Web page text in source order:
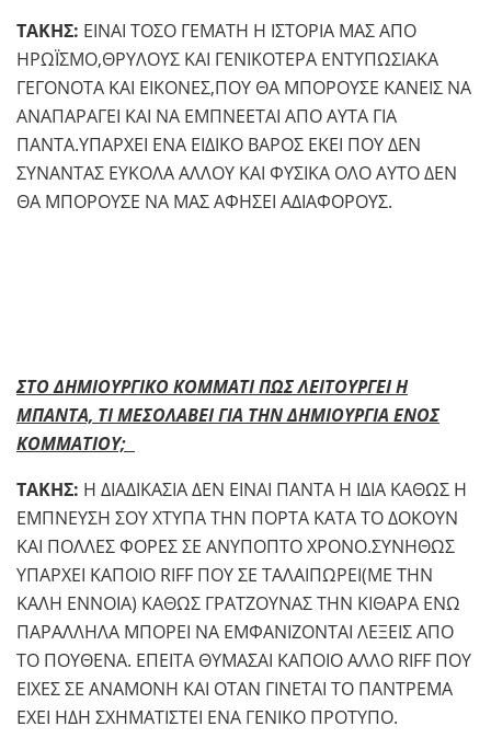
ΤΑΚΗΣ: ΕΙΝΑΙ ΤΟΣΟ ΓΕΜΑΤΗ Η ΙΣΤΟΡΙΑ ΜΑΣ ΑΠΟ
ΗΡΩΪΣΜΟ,ΘΡΥΛΟΥΣ ΚΑΙ ΓΕΝΙΚΟΤΕΡΑ ΕΝΤΥΠΩΣΙΑΚΑ
ΓΕΓΟΝΟΤΑ ΚΑΙ ΕΙΚΟΝΕΣ,ΠΟΥ ΘΑ ΜΠΟΡΟΥΣΕ ΚΑΝΕΙΣ ΝΑ
ΑΝΑΠΑΡΑΓΕΙ ΚΑΙ ΝΑ ΕΜΠΝΕΕΤΑΙ ΑΠΟ ΑΥΤΑ ΓΙΑ
ΠΑΝΤΑ.ΥΠΑΡΧΕΙ ΕΝΑ ΕΙΔΙΚΟ ΒΑΡΟΣ ΕΚΕΙ ΠΟΥ ΔΕΝ
ΣΥΝΑΝΤΑΣ ΕΥΚΟΛΑ ΑΛΛΟΥ ΚΑΙ ΦΥΣΙΚΑ ΟΛΟ ΑΥΤΟ ΔΕΝ
ΘΑ ΜΠΟΡΟΥΣΕ ΝΑ ΜΑΣ ΑΦΗΣΕΙ ΑΔΙΑΦΟΡΟΥΣ.
ΣΤΟ ΔΗΜΙΟΥΡΓΙΚΟ ΚΟΜΜΑΤΙ ΠΩΣ ΛΕΙΤΟΥΡΓΕΙ Η
ΜΠΑΝΤΑ, ΤΙ ΜΕΣΟΛΑΒΕΙ ΓΙΑ ΤΗΝ ΔΗΜΙΟΥΡΓΙΑ ΕΝΟΣ
ΚΟΜΜΑΤΙΟΥ;
ΤΑΚΗΣ: Η ΔΙΑΔΙΚΑΣΙΑ ΔΕΝ ΕΙΝΑΙ ΠΑΝΤΑ Η ΙΔΙΑ ΚΑΘΩΣ Η
ΕΜΠΝΕΥΣΗ ΣΟΥ ΧΤΥΠΑ ΤΗΝ ΠΟΡΤΑ ΚΑΤΑ ΤΟ ΔΟΚΟΥΝ
ΚΑΙ ΠΟΛΛΕΣ ΦΟΡΕΣ ΣΕ ΑΝΥΠΟΠΤΟ ΧΡΟΝΟ.ΣΥΝΗΘΩΣ
ΥΠΑΡΧΕΙ ΚΑΠΟΙΟ RIFF ΠΟΥ ΣΕ ΤΑΛΑΙΠΩΡΕΙ(ΜΕ ΤΗΝ
ΚΑΛΗ ΕΝΝΟΙΑ) ΚΑΘΩΣ ΓΡΑΤΖΟΥΝΑΣ ΤΗΝ ΚΙΘΑΡΑ ΕΝΩ
ΠΑΡΑΛΛΗΛΑ ΜΠΟΡΕΙ ΝΑ ΕΜΦΑΝΙΖΟΝΤΑΙ ΛΕΞΕΙΣ ΑΠΟ
ΤΟ ΠΟΥΘΕΝΑ. ΕΠΕΙΤΑ ΘΥΜΑΣΑΙ ΚΑΠΟΙΟ ΑΛΛΟ RIFF ΠΟΥ
ΕΙΧΕΣ ΣΕ ΑΝΑΜΟΝΗ ΚΑΙ ΟΤΑΝ ΓΙΝΕΤΑΙ ΤΟ ΠΑΝΤΡΕΜΑ
ΕΧΕΙ ΗΔΗ ΣΧΗΜΑΤΙΣΤΕΙ ΕΝΑ ΓΕΝΙΚΟ ΠΡΟΤΥΠΟ.